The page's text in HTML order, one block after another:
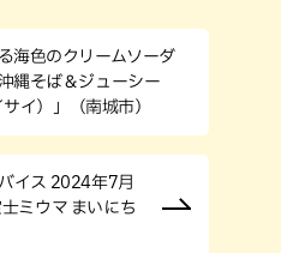
海色のクリームソーダ
縄そば＆ジューシー
イ）」（南城市）
イス 2024年7月
ミウマ まいにち